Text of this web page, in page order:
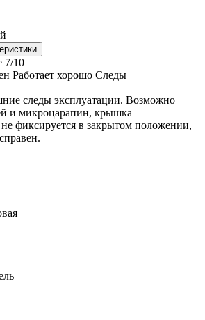
7/10
Работает хорошо Следы
следы эксплуатации. Возможно
и микроцарапин, крышка
не фиксируется в закрытом положении,